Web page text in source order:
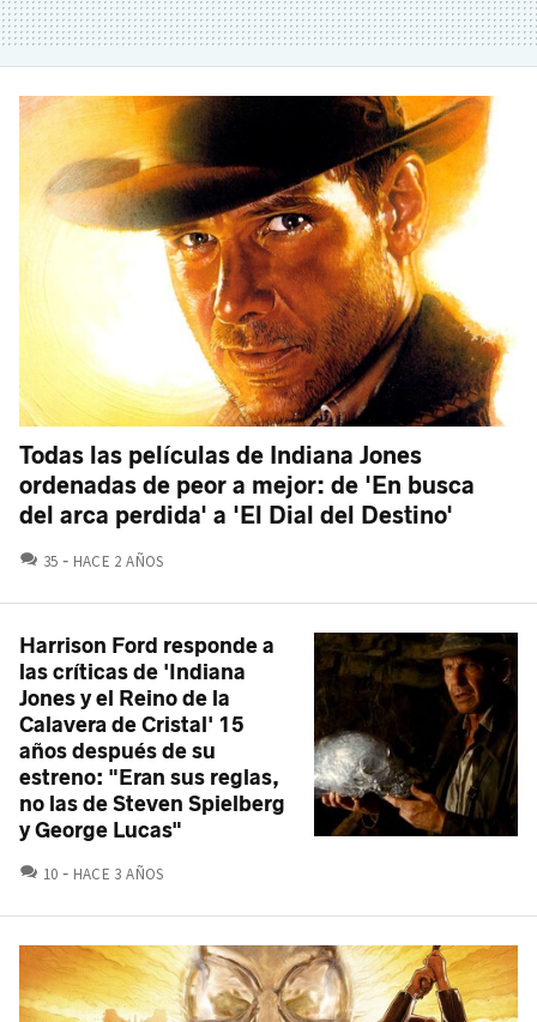
Todas las películas de Indiana Jones
ordenadas de peor a mejor: de 'En busca
del arca perdida' a 'El Dial del Destino'
35 COMENTARIOS
HACE 2 AÑOS
Harrison Ford responde a
las críticas de 'Indiana
Jones y el Reino de la
Calavera de Cristal' 15
años después de su
estreno: "Eran sus reglas,
no las de Steven Spielberg
y George Lucas"
10 COMENTARIOS
HACE 3 AÑOS